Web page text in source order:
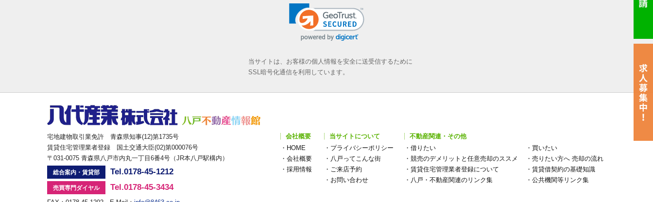
当サイトは、お客様の個人情報を安全に送受信するために
SSL暗号化通信を利用しています。
宅地建物取引業免許 青森県知事(12)第1735号
賃貸住宅管理業者登録 国土交通大臣(02)第000076号
〒031-0075 青森県八戸市内丸一丁目6番4号（JR本八戸駅構内）
総合案内・賃貸部 Tel.0178-45-1212
売買専門ダイヤル Tel.0178-45-3434
会社概要
・ HOME
・ 会社概要
・ 採用情報
当サイトについて
・ プライバシーポリシー
・ 八戸ってこんな街
・ ご来店予約
・ お問い合わせ
不動産関連・その他
・ 借りたい ・ 買いたい
・ 競売のデメリットと任意売却のススメ ・ 売りたい方へ 売却の流れ
・ 賃貸住宅管理業者登録について ・ 賃貸借契約の基礎知識
・ 八戸・不動産関連のリンク集 ・ 公共機関等リンク集